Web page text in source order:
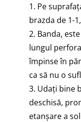
1. Pe
brazda de 1-
2. Banda,
lungul
împinse în
ca să nu o
3. Udați bine
deschisă,
etanșare a